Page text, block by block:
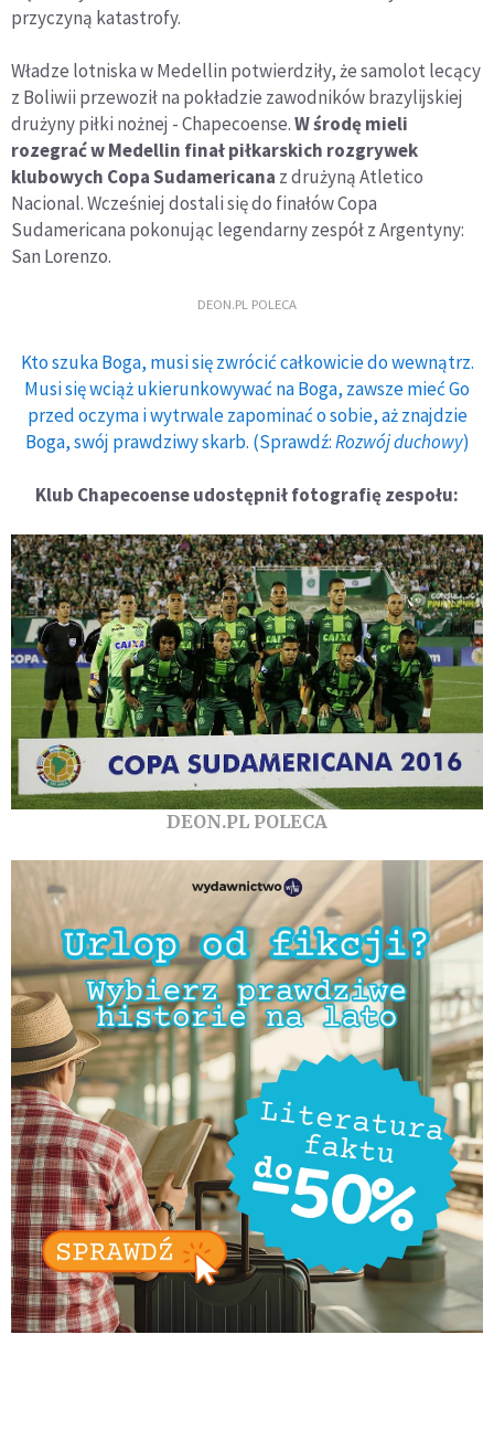
przyczyną katastrofy.
Władze lotniska w Medellin potwierdziły, że samolot lecący
z Boliwii przewoził na pokładzie zawodników brazylijskiej
drużyny piłki nożnej - Chapecoense.W środę mieli
rozegrać w Medellin finał piłkarskich rozgrywek
klubowych Copa Sudamericana z drużyną Atletico
Nacional. Wcześniej dostali się do finałów Copa
Sudamericana pokonując legendarny zespół z Argentyny:
San Lorenzo.
DEON.PL POLECA
Kto szuka Boga, musi się zwrócić całkowicie do wewnątrz.
Musi się wciąż ukierunkowywać na Boga, zawsze mieć Go
przed oczyma i wytrwale zapominać o sobie, aż znajdzie
Boga, swój prawdziwy skarb. (Sprawdź:Rozwój duchowy)
Klub Chapecoense udostępnił fotografię zespołu:
DEON.PL POLECA